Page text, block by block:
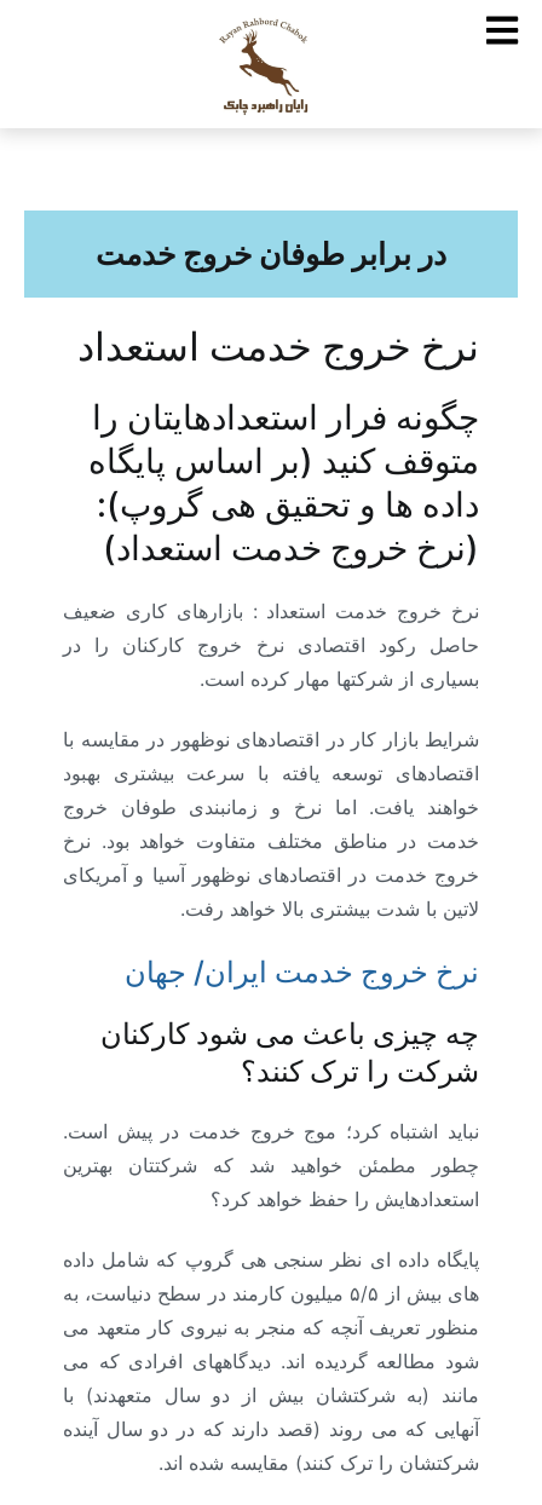
در برابر طوفان خروج خدمت
نرخ خروج خدمت استعداد
چگونه فرار استعدادهایتان را
متوقف کنید (بر اساس پایگاه
داده ها و تحقیق هی گروپ):
(نرخ خروج خدمت استعداد)
نرخ خروج خدمت استعداد : بازارهای کاری ضعیف
حاصل رکود اقتصادی نرخ خروج کارکنان را در
بسیاری از شرکتها مهار کرده است.
شرایط بازار کار در اقتصادهای نوظهور در مقایسه با
اقتصادهای توسعه یافته با سرعت بیشتری بهبود
خواهند یافت. اما نرخ و زمانبندی طوفان خروج
خدمت در مناطق مختلف متفاوت خواهد بود. نرخ
خروج خدمت در اقتصادهای نوظهور آسیا و آمریکای
لاتین با شدت بیشتری بالا خواهد رفت.
نرخ خروج خدمت ایران/ جهان
چه چیزی باعث می شود کارکنان
شرکت را ترک کنند؟
نباید اشتباه کرد؛ موج خروج خدمت در پیش است.
چطور مطمئن خواهید شد که شرکتتان بهترین
استعدادهایش را حفظ خواهد کرد؟
پایگاه داده ای نظر سنجی هی گروپ که شامل داده
های بیش از ۵/۵ میلیون کارمند در سطح دنیاست، به
منظور تعریف آنچه که منجر به نیروی کار متعهد می
شود مطالعه گردیده اند. دیدگاههای افرادی که می
مانند (به شرکتشان بیش از دو سال متعهدند) با
آنهایی که می روند (قصد دارند که در دو سال آینده
شرکتشان را ترک کنند) مقایسه شده اند.